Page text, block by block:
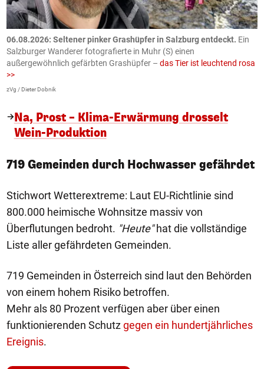
06.08.2026: Seltener pinker Grashüpfer in Salzburg entdeckt. Ein
Salzburger Wanderer fotografierte in Muhr (S) einen
außergewöhnlich gefärbten Grashüpfer – das Tier ist leuchtend rosa
>>
zVg / Dieter Dobnik
Na, Prost – Klima-Erwärmung drosselt
Wein-Produktion
719 Gemeinden durch Hochwasser gefährdet
Stichwort Wetterextreme: Laut EU-Richtlinie sind
800.000 heimische Wohnsitze massiv von
Überflutungen bedroht. "Heute"hat die vollständige
Liste aller gefährdeten Gemeinden.
719 Gemeinden in Österreich sind laut den Behörden
von einem hohem Risiko betroffen.
Mehr als 80 Prozent verfügen aber über einen
funktionierenden Schutzgegen ein hundertjährliches
Ereignis.